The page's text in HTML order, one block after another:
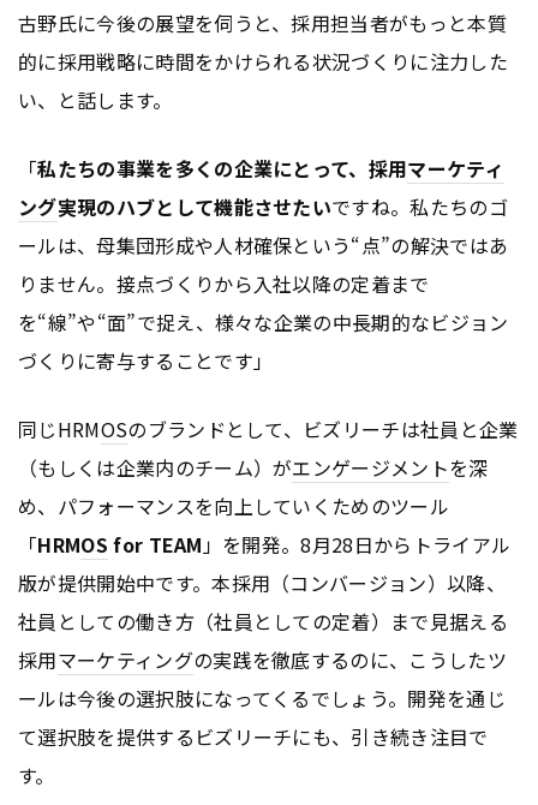
古野氏に今後の展望を伺うと、採用担当者がもっと本質
的に採用戦略に時間をかけられる状況づくりに注力した
い、と話します。
「私たちの事業を多くの企業にとって、採用マーケティ
ング実現のハブとして機能させたいですね。私たちのゴ
ールは、母集団形成や人材確保という“点”の解決ではあ
りません。接点づくりから入社以降の定着まで
を“線”や“面”で捉え、様々な企業の中長期的なビジョン
づくりに寄与することです」
同じHRMOSのブランドとして、ビズリーチは社員と企業
（もしくは企業内のチーム）がエンゲージメントを深
め、パフォーマンスを向上していくためのツール
「HRMOS for TEAM」を開発。8月28日からトライアル
版が提供開始中です。本採用（コンバージョン）以降、
社員としての働き方（社員としての定着）まで見据える
採用マーケティングの実践を徹底するのに、こうしたツ
ールは今後の選択肢になってくるでしょう。開発を通じ
て選択肢を提供するビズリーチにも、引き続き注目で
す。